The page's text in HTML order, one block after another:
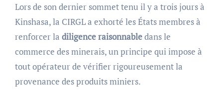
Lors de son dernier sommet tenu il y a trois jours à
Kinshasa, la CIRGL a exhorté les États membres à
renforcer la diligence raisonnabledans le
commerce des minerais, un principe qui impose à
tout opérateur de vérifier rigoureusement la
provenance des produits miniers.